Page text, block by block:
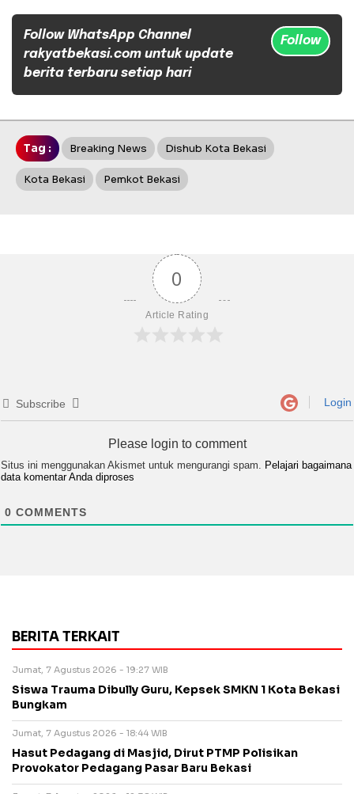
Follow WhatsApp Channel
rakyatbekasi.com untuk update
berita terbaru setiap hari
Follow
Tag : Breaking News Dishub Kota Bekasi
Kota Bekasi Pemkot Bekasi
0
Article Rating
Subscribe Login
Please login to comment
Situs ini menggunakan Akismet untuk mengurangi spam. Pelajari bagaimana
data komentar Anda diproses
0 COMMENTS
BERITA TERKAIT
Jumat, 7 Agustus 2026 - 19:27 WIB
Siswa Trauma Dibully Guru, Kepsek SMKN 1 Kota Bekasi
Bungkam
Jumat, 7 Agustus 2026 - 18:44 WIB
Hasut Pedagang di Masjid, Dirut PTMP Polisikan
Provokator Pedagang Pasar Baru Bekasi